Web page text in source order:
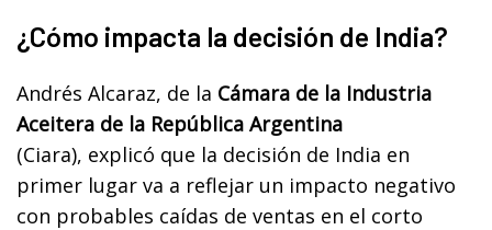
¿Cómo impacta la decisión de India?
Andrés Alcaraz, de la Cámara de la Industria
Aceitera de la República Argentina
(Ciara), explicó que la decisión de India en
primer lugar va a reflejar un impacto negativo
con probables caídas de ventas en el corto